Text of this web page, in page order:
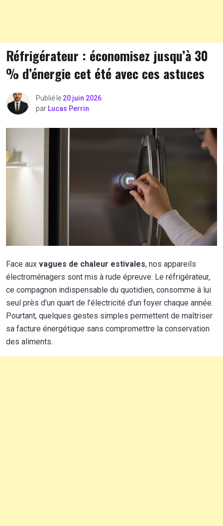
Réfrigérateur : économisez jusqu’à 30
% d’énergie cet été avec ces astuces
Publié le 20 juin 2026
par Lucas Perrin
Face aux vagues de chaleur estivales, nos appareils
électroménagers sont mis à rude épreuve. Le réfrigérateur,
ce compagnon indispensable du quotidien, consomme à lui
seul près d’un quart de l’électricité d’un foyer chaque année.
Pourtant, quelques gestes simples permettent de maîtriser
sa facture énergétique sans compromettre la conservation
des aliments.